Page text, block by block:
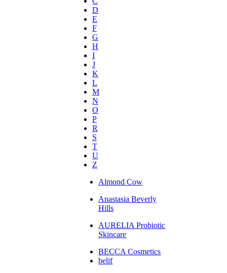
D
E
F
G
H
I
J
K
L
M
N
O
P
R
S
T
U
Z
Almond Cow
Anastasia Beverly
Hills
AURELIA Probiotic
Skincare
BECCA Cosmetics
belif